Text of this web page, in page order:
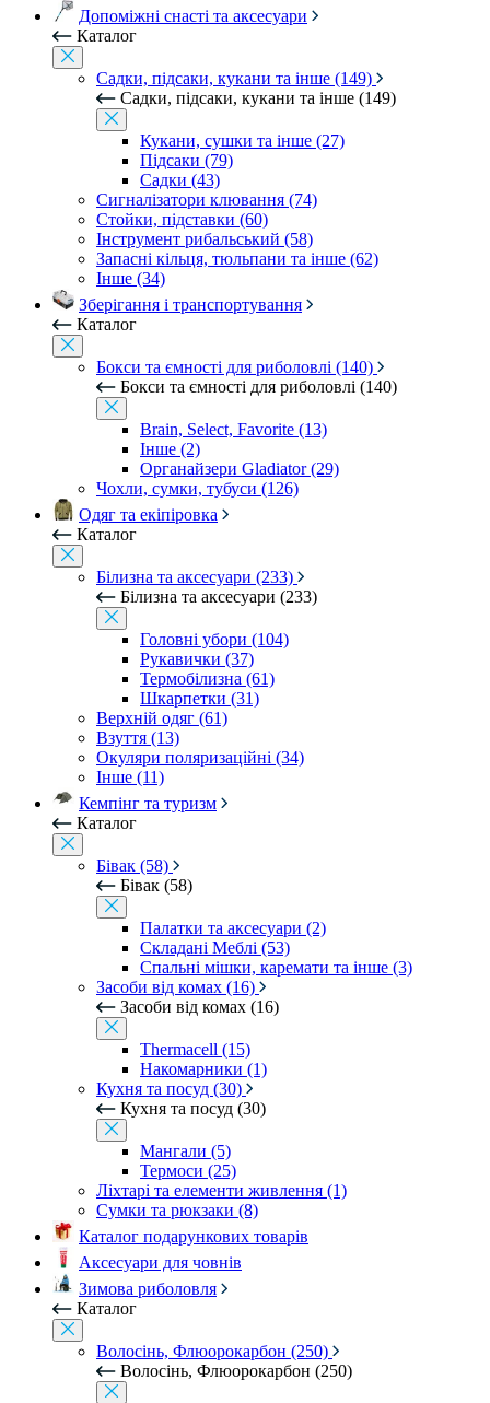
Допоміжні снасті та аксесуари
Каталог
Садки, підсаки, кукани та інше (149)
Садки, підсаки, кукани та інше (149)
Кукани, сушки та інше (27)
Підсаки (79)
Садки (43)
Сигналізатори клювання (74)
Стойки, підставки (60)
Інструмент рибальський (58)
Запасні кільця, тюльпани та інше (62)
Інше (34)
Зберігання і транспортування
Каталог
Бокси та ємності для риболовлі (140)
Бокси та ємності для риболовлі (140)
Brain, Select, Favorite (13)
Інше (2)
Органайзери Gladiator (29)
Чохли, сумки, тубуси (126)
Одяг та екіпіровка
Каталог
Білизна та аксесуари (233)
Білизна та аксесуари (233)
Головні убори (104)
Рукавички (37)
Термобілизна (61)
Шкарпетки (31)
Верхній одяг (61)
Взуття (13)
Окуляри поляризаційні (34)
Інше (11)
Кемпінг та туризм
Каталог
Бівак (58)
Бівак (58)
Палатки та аксесуари (2)
Складані Меблі (53)
Спальні мішки, каремати та інше (3)
Засоби від комах (16)
Засоби від комах (16)
Thermacell (15)
Накомарники (1)
Кухня та посуд (30)
Кухня та посуд (30)
Мангали (5)
Термоси (25)
Ліхтарі та елементи живлення (1)
Сумки та рюкзаки (8)
Каталог подарункових товарів
Аксесуари для човнів
Зимова риболовля
Каталог
Волосінь, Флюорокарбон (250)
Волосінь, Флюорокарбон (250)